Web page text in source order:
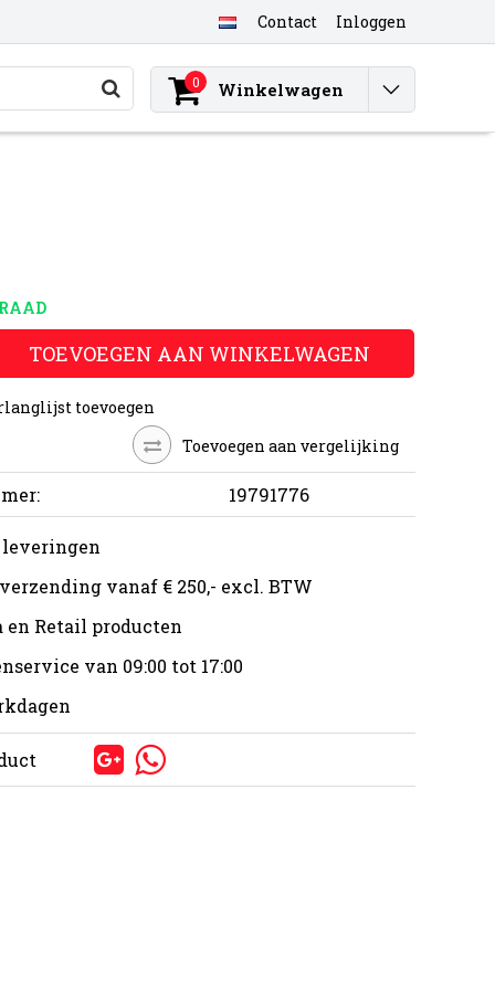
Contact Inloggen
0 Winkelwagen
TOEVOEGEN AAN WINKELWAGEN
toevoegen
Toevoegen aan vergelijking
19791776
vanaf € 250,- excl. BTW
en Retail producten
van 09:00 tot 17:00